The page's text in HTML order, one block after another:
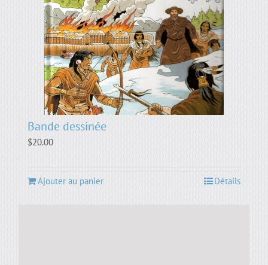
Bande dessinée
$20.00
Ajouter au panier Détails